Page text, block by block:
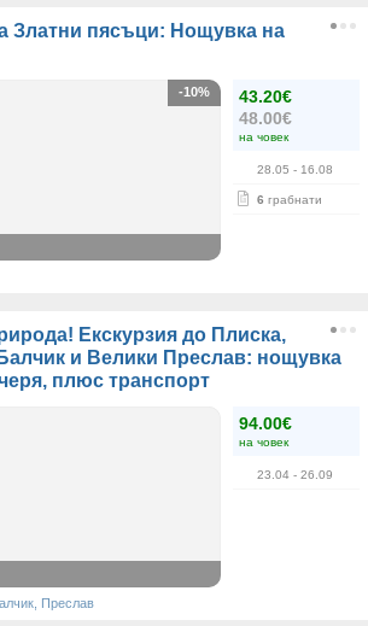
Златни пясъци: Нощувка на
43.20€
48.00€
на човек
28.05 - 16.08
6 грабнати
-10%
Екскурзия до Плиска,
и Велики Преслав: нощувка
плюс транспорт
94.00€
на човек
23.04 - 26.09
Преслав